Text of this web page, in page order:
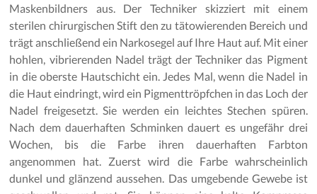
Maskenbildners aus. Der Techniker skizziert mit einem
sterilen chirurgischen Stift den zu tätowierenden Bereich und
trägt anschließend ein Narkosegel auf Ihre Haut auf. Mit einer
hohlen, vibrierenden Nadel trägt der Techniker das Pigment
in die oberste Hautschicht ein. Jedes Mal, wenn die Nadel in
die Haut eindringt, wird ein Pigmenttröpfchen in das Loch der
Nadel freigesetzt. Sie werden ein leichtes Stechen spüren.
Nach dem dauerhaften Schminken dauert es ungefähr drei
Wochen, bis die Farbe ihren dauerhaften Farbton
angenommen hat. Zuerst wird die Farbe wahrscheinlich
dunkel und glänzend aussehen. Das umgebende Gewebe ist